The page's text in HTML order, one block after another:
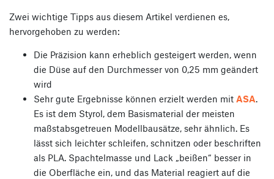
Zwei wichtige Tipps aus diesem Artikel verdienen es,
hervorgehoben zu werden:
Die Präzision kann erheblich gesteigert werden, wenn
die Düse auf den Durchmesser von 0,25 mm geändert
wird
Sehr gute Ergebnisse können erzielt werden mit ASA.
Es ist dem Styrol, dem Basismaterial der meisten
maßstabsgetreuen Modellbausätze, sehr ähnlich. Es
lässt sich leichter schleifen, schnitzen oder beschriften
als PLA. Spachtelmasse und Lack „beißen“ besser in
die Oberfläche ein, und das Material reagiert auf die